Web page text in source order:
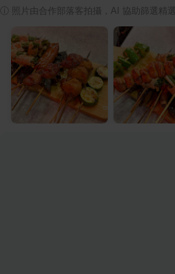
照片由合作部落客拍攝，AI 協助篩選精選